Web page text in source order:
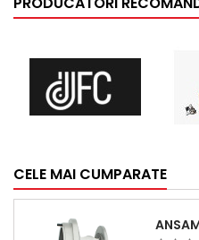
CELE MAI CUMPARATE